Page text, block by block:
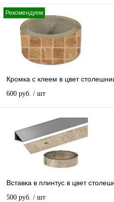
Рекомендуем
Кромка с клеем в цвет
600 руб. / шт
Вставка в плинтус в цвет
500 руб. / шт